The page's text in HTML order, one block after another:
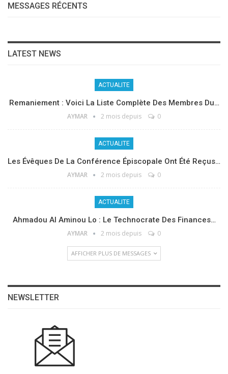
MESSAGES RÉCENTS
LATEST NEWS
ACTUALITE
Remaniement : Voici La Liste Complète Des Membres Du…
AYMAR 2 mois depuis 0
ACTUALITE
Les Évêques De La Conférence Épiscopale Ont Été Reçus…
AYMAR 2 mois depuis 0
ACTUALITE
Ahmadou Al Aminou Lo : Le Technocrate Des Finances…
AYMAR 2 mois depuis 0
AFFICHER PLUS DE MESSAGES
NEWSLETTER